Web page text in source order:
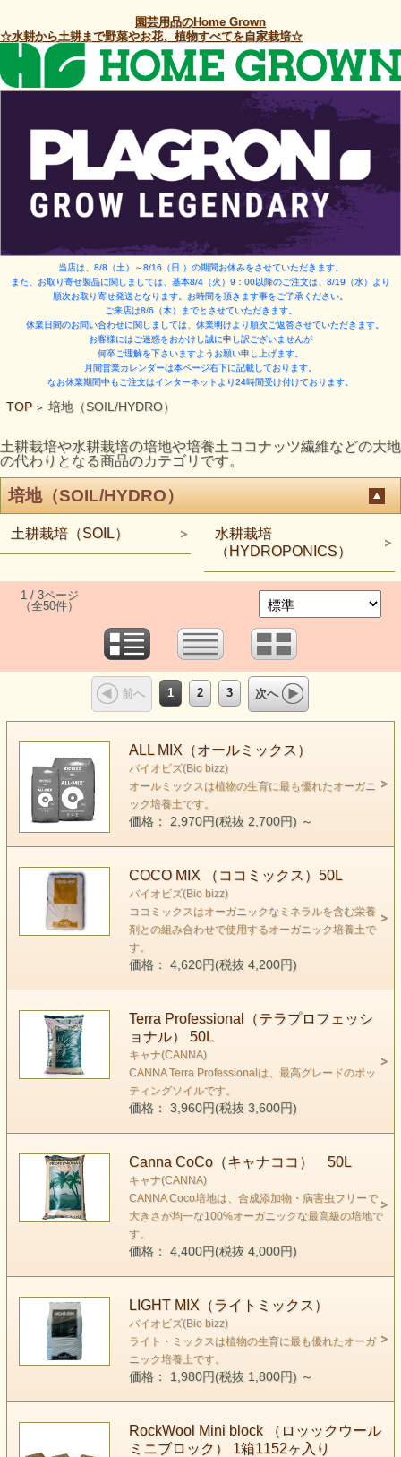
園芸用品のHome Grown
☆水耕から土耕まで野菜やお花、植物すべてを自家栽培☆
当店は、8/8（土）～8/16（日 ） の期間お休みをさせていただきます。
また、お取り寄せ製品に関しましては、基本8/4（火）9：00以降のご注文は、8/19（水）より
順次お取り寄せ発送となります。お時間を頂きます事をご了承ください。
ご来店は8/6（木）までとさせていただきます。
休業日間のお問い合わせに関しましては、休業明けより順次ご返答させていただきます。
お客様にはご迷惑をおかけし誠に申し訳ございませんが
何卒ご理解を下さいますようお願い申し上げます。
月間営業カレンダーは本ページ右下に記載しております。
なお休業期間中もご注文はインターネットより24時間受け付けております。
TOP > 培地（SOIL/HYDRO）
土耕栽培や水耕栽培の培地や培養土ココナッツ繊維などの大地
の代わりとなる商品のカテゴリです。
培地（SOIL/HYDRO）
土耕栽培（SOIL）
水耕栽培
（HYDROPONICS）
1 / 3ページ
（全50件）
前へ 1 2 3 次へ
ALL MIX（オールミックス）
バイオビズ(Bio bizz)
オールミックスは植物の生育に最も優れたオーガニ
ック培養土です。
価格： 2,970円(税抜 2,700円) ～
COCO MIX （ココミックス）50L
バイオビズ(Bio bizz)
ココミックスはオーガニックなミネラルを含む栄養
剤との組み合わせで使用するオーガニック培養土で
す。
価格： 4,620円(税抜 4,200円)
Terra Professional（テラプロフェッシ
ョナル） 50L
キャナ(CANNA)
CANNA Terra Professionalは、最高グレードのポッ
ティングソイルです。
価格： 3,960円(税抜 3,600円)
Canna CoCo（キャナココ） 50L
キャナ(CANNA)
CANNA Coco培地は、合成添加物・病害虫フリーで
大きさが均一な100%オーガニックな最高級の培地で
す。
価格： 4,400円(税抜 4,000円)
LIGHT MIX（ライトミックス）
バイオビズ(Bio bizz)
ライト・ミックスは植物の生育に最も優れたオーガ
ニック培養土です。
価格： 1,980円(税抜 1,800円) ～
RockWool Mini block （ロッックウール
ミニブロック） 1箱1152ヶ入り